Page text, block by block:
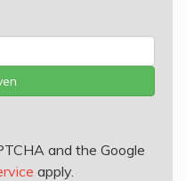
and the Google
apply.